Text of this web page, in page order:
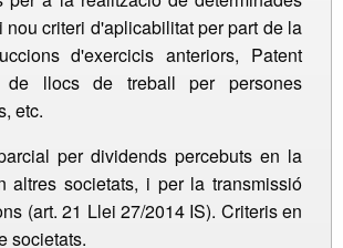
nou criteri d'aplicabilitat per part de la
d'exercicis anteriors, Patent
de llocs de treball per persones
etc.
per dividends percebuts en la
altres societats, i per la transmissió
(art. 21 Llei 27/2014 IS). Criteris en
societats.